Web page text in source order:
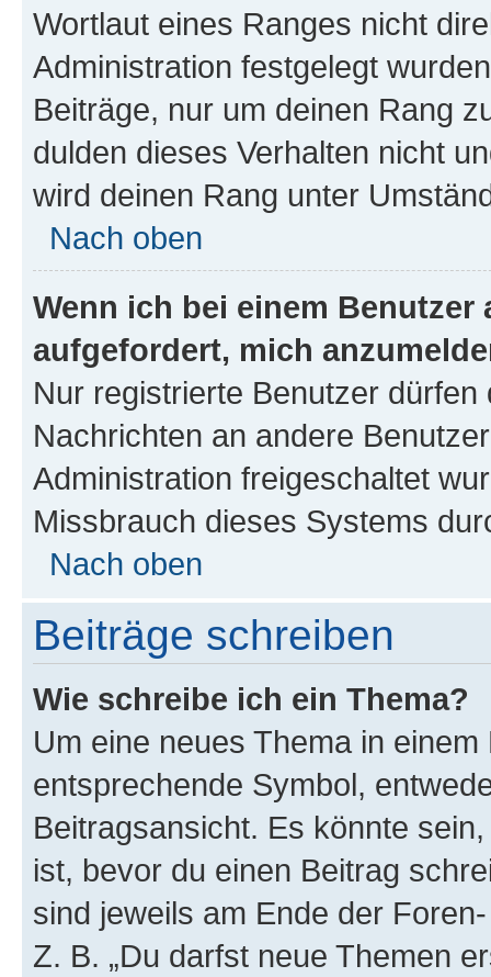
Wortlaut eines Ranges nicht
Administration festgelegt
Beiträge, nur um deinen Rang
dulden dieses Verhalten nicht
wird deinen Rang unter
Nach oben
Wenn ich bei einem
aufgefordert, mich
Nur registrierte Benutzer
Nachrichten an andere
Administration freigeschaltet
Missbrauch dieses Systems
Nach oben
Beiträge schreiben
Wie schreibe ich ein Thema?
Um eine neues Thema in
entsprechende Symbol,
Beitragsansicht. Es könnte
ist, bevor du einen Beitrag
sind jeweils am Ende der
Z. B. „Du darfst neue Themen